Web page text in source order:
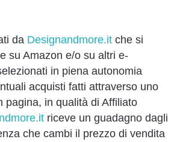
da Designandmore.it che si
su Amazon e/o su altri e-
in piena autonomia
acquisti fatti attraverso uno
pagina, in qualità di Affiliato
riceve un guadagno dagli
che cambi il prezzo di vendita